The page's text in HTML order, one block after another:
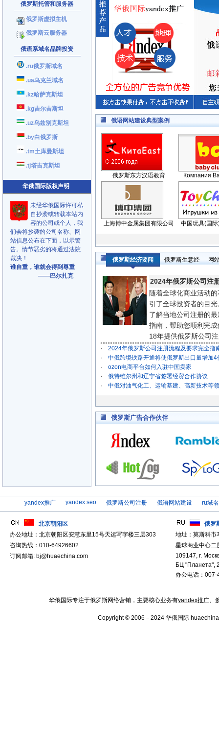
俄罗斯托管和服务器
俄罗斯虚拟主机
俄罗斯云服务器
俄语系域名品牌投资
.ru俄罗斯域名
.ua乌克兰域名
.kz哈萨克斯坦
.kg吉尔吉斯坦
.uz乌兹别克斯坦
.by白俄罗斯
.tm土库曼斯坦
.tj塔吉克斯坦
华俄国际版权声明
未经华俄国际许可私
自抄袭或转载本站内
容的公司或个人，我
们会将抄袭的公司名称、网
站信息公布在下面，以示警
告。情节恶劣的将通过法院
裁决！
谁自重，谁就会得到尊重
——巴尔扎克
俄语网站建设典型案例
俄罗斯东方汉语教育 Компания
上海博中金属集团有限公司 中国玩具(国
俄罗斯经济要闻 俄罗斯生意经 网
2024年俄罗斯公司注
随着全球化商业活动
引了全球投资者的目
了解当地公司注册的
指南，帮助您顺利完
18年提供俄罗斯公司
·
2024年俄罗斯公司注册流程及要求完全指
·
中俄跨境铁路开通将使俄罗斯出口量增加4
·
ozon电商平台如何入驻中国卖家
·
俄特维尔州和辽宁省签署经贸合作协议
·
中俄对油气化工、运输基建、高新技术等
俄罗斯广告合作伙伴
yandex推广 yandex seo 俄罗斯公司注册 俄语网站建设 ru域
北京朝阳区
办公地址：北京朝阳区安慧东里15号天运写字楼三层303
咨询热线：010-64926602
订阅邮箱: bj@huaechina.com
俄罗
地址：莫斯科市
星球商业中心二
109147, г.
БЦ "Планета",
办公电话：
华俄国际专注于俄罗斯网络营销，主要核心业务有yandex推广、
Copyright © 2006－2024 华俄国际